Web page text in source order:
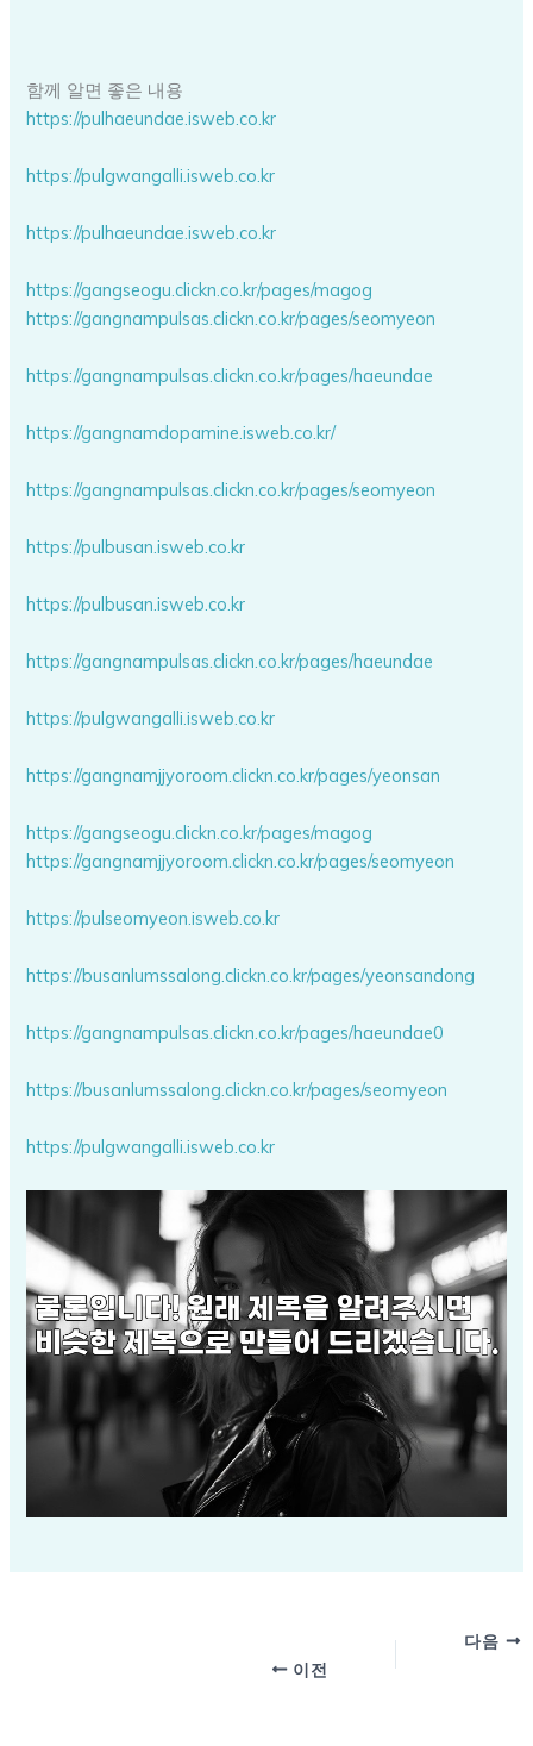
함께 알면 좋은 내용
https://pulhaeundae.isweb.co.kr
https://pulgwangalli.isweb.co.kr
https://pulhaeundae.isweb.co.kr
https://gangseogu.clickn.co.kr/pages/magog
https://gangnampulsas.clickn.co.kr/pages/seomyeon
https://gangnampulsas.clickn.co.kr/pages/haeundae
https://gangnamdopamine.isweb.co.kr/
https://gangnampulsas.clickn.co.kr/pages/seomyeon
https://pulbusan.isweb.co.kr
https://pulbusan.isweb.co.kr
https://gangnampulsas.clickn.co.kr/pages/haeundae
https://pulgwangalli.isweb.co.kr
https://gangnamjjyoroom.clickn.co.kr/pages/yeonsan
https://gangseogu.clickn.co.kr/pages/magog
https://gangnamjjyoroom.clickn.co.kr/pages/seomyeon
https://pulseomyeon.isweb.co.kr
https://busanlumssalong.clickn.co.kr/pages/yeonsandong
https://gangnampulsas.clickn.co.kr/pages/haeundae0
https://busanlumssalong.clickn.co.kr/pages/seomyeon
https://pulgwangalli.isweb.co.kr
이전
다음